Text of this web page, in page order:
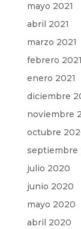
mayo 2021
abril 2021
marzo 2021
febrero 2021
enero 2021
diciembre
noviembre
octubre
septiembre
julio 2020
junio 2020
mayo 2020
abril 2020